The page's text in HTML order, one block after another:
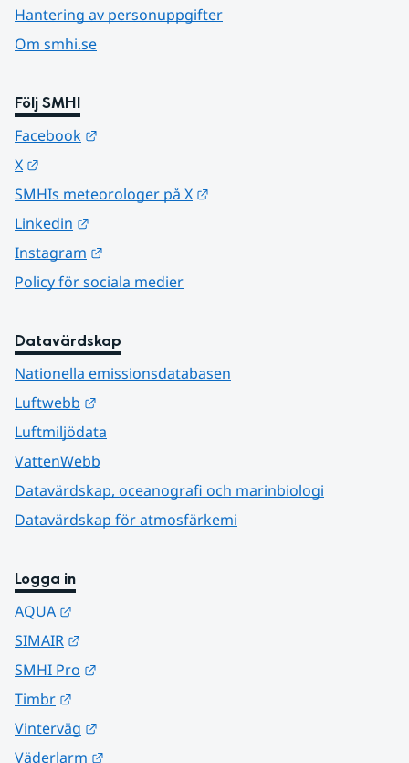
Hantering av personuppgifter
Om smhi.se
Följ SMHI
Facebook
X
SMHIs meteorologer på X
Linkedin
Instagram
Policy för sociala medier
Datavärdskap
Nationella emissionsdatabasen
Luftwebb
Luftmiljödata
VattenWebb
Datavärdskap, oceanografi och marinbiologi
Datavärdskap för atmosfärkemi
Logga in
AQUA
SIMAIR
SMHI Pro
Timbr
Vinterväg
Väderlarm